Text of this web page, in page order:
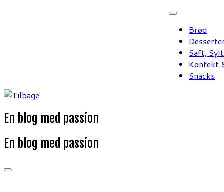
Brød
Saft,
Konfekt
Snacks
En blog med passion
En blog med passion